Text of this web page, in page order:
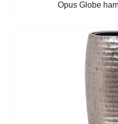
Opus Globe